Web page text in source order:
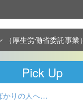
（厚生労働省委託事業）
Pick Up
かりの人へ…